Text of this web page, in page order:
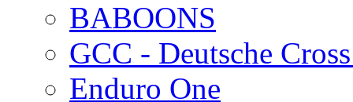
BABOONS
GCC - Deutsche
Enduro One